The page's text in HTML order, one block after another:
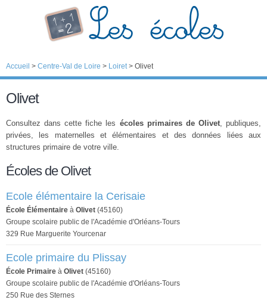
Accueil > Centre-Val de Loire > Loiret> Olivet
Olivet
Consultez dans cette fiche les écoles primaires de Olivet, publiques,
privées, les maternelles et élémentaires et des données liées aux
structures primaire de votre ville.
Écoles de Olivet
Ecole élémentaire la Cerisaie
École Élémentaire à Olivet (45160)
Groupe scolaire public de l'Académie d'Orléans-Tours
329 Rue Marguerite Yourcenar
Ecole primaire du Plissay
École Primaire à Olivet (45160)
Groupe scolaire public de l'Académie d'Orléans-Tours
250 Rue des Sternes